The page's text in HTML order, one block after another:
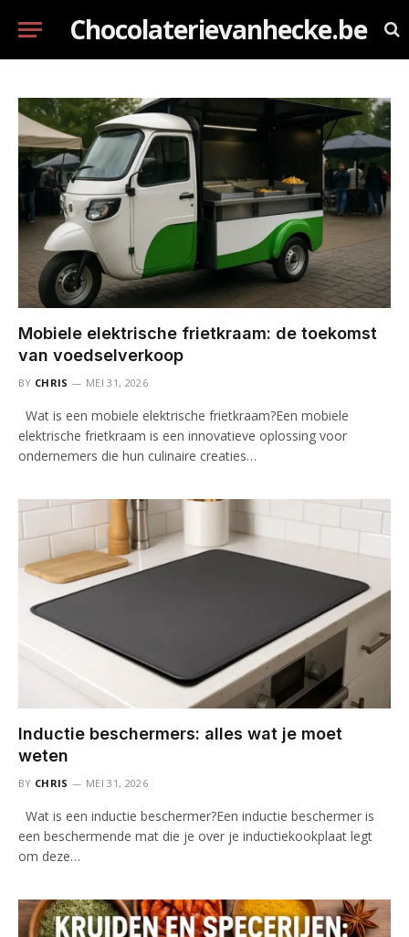
Chocolaterievanhecke.be
Mobiele elektrische frietkraam: de toekomst
van voedselverkoop
BY CHRIS MEI 31, 2026
Wat is een mobiele elektrische frietkraam?Een mobiele
elektrische frietkraam is een innovatieve oplossing voor
ondernemers die hun culinaire creaties…
Inductie beschermers: alles wat je moet
weten
BY CHRIS MEI 31, 2026
Wat is een inductie beschermer?Een inductie beschermer is
een beschermende mat die je over je inductiekookplaat legt
om deze…